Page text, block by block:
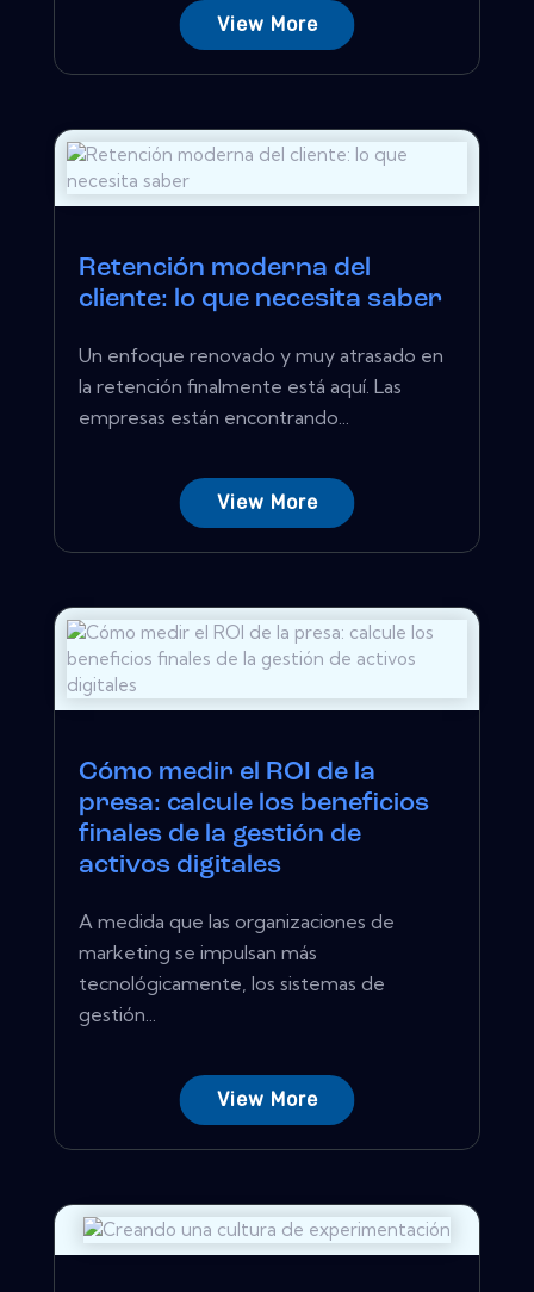
View More
Retención moderna del
cliente: lo que necesita saber
Un enfoque renovado y muy atrasado en
la retención finalmente está aquí. Las
empresas están encontrando...
View More
Cómo medir el ROI de la
presa: calcule los beneficios
finales de la gestión de
activos digitales
A medida que las organizaciones de
marketing se impulsan más
tecnológicamente, los sistemas de
gestión...
View More